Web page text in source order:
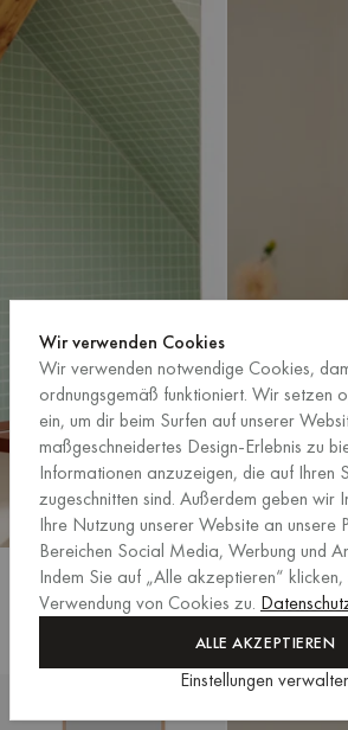
Lun Wandspiegel – klein
Eiche
AUSVERKAUF Preis
€239
Lun
Kastanienrot &
Regulärer
Kastanienrot
Frostblau
Blassviolett
Eiche
Lun Wandspiegel – groß Lun
Wir verwenden Cookies
Wir verwenden notwendige Cookies,
ordnungsgemäß funktioniert. Wir setzen
ein, um dir beim Surfen auf unserer
maßgeschneidertes Design-Erlebnis zu
Informationen anzuzeigen, die auf Ihren
zugeschnitten sind. Außerdem geben wir
Ihre Nutzung unserer Website an unsere
Bereichen Social Media, Werbung und
Indem Sie auf „Alle akzeptieren“
Verwendung von Cookies zu.
ALLE AKZEPTIEREN
Einstellungen